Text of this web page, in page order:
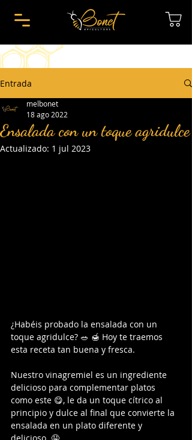
Entrada
Ensalada con un toque agridulce
melbonet
18 ago 2022
Actualizado: 1 jul 2023
¿Habéis probado la ensalada con un
toque agridulce? 🥗 🍯 Hoy te traemos
esta receta tan buena y fresca.
Nuestro vinagremiel es un ingrediente
delicioso para complementar platos
como este 😋, le da un toque cítrico al
principio y dulce al final que convierte la
ensalada en un plato diferente y